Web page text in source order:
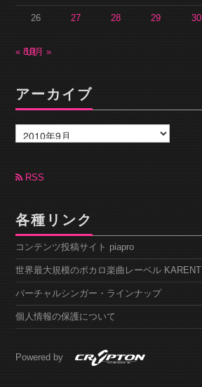
26 27 28 29 30
« 8月
10月 »
アーカイブ
ー
カ
ブ RSS
各種リンク
コンテンツ投稿サイト piapro
世界最大規模のボカロ楽曲レーベル KARENT
バーチャルシンガー・ラインナップ
個人情報の保護について
Powered by